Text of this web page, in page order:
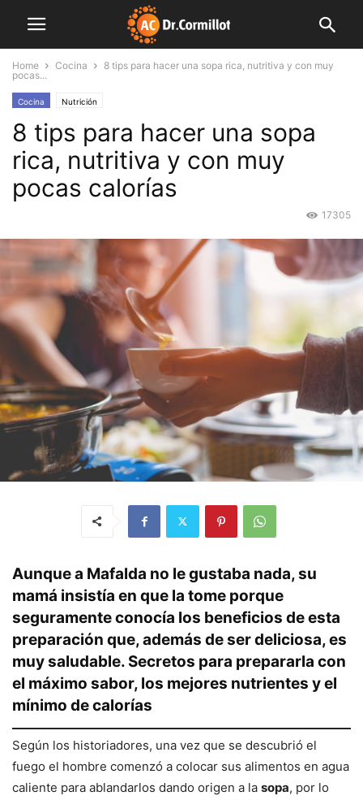
Home Cocina
8 tips para hacer una sopa rica, nutritiva y con muy
pocas...
Cocina Nutrición
8 tips para hacer una sopa
rica, nutritiva y con muy
pocas calorías
17305
Aunque a Mafalda no le gustaba nada, su
mamá insistía en que la tome porque
seguramente conocía los beneficios de esta
preparación que, además de ser deliciosa, es
muy saludable. Secretos para prepararla con
el máximo sabor, los mejores nutrientes y el
mínimo de calorías
Según los historiadores, una vez que se descubrió el
fuego el hombre comenzó a colocar sus alimentos en agua
caliente para ablandarlos dando origen a la sopa, por lo